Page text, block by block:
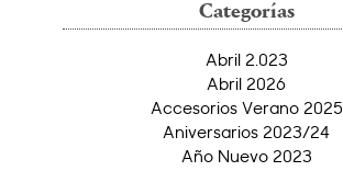
Categorías
Abril 2.023
Abril 2026
Accesorios Verano 2025
Aniversarios 2023/24
Año Nuevo 2023